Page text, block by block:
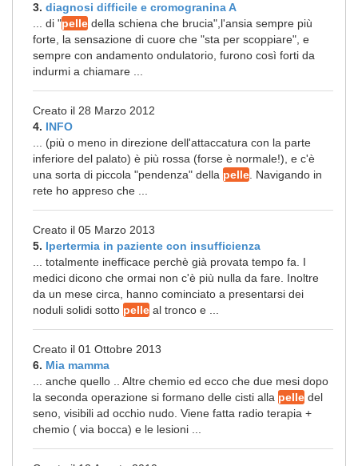
3. diagnosi difficile e cromogranina A
... di "pelle della schiena che brucia",l'ansia sempre più
forte, la sensazione di cuore che "sta per scoppiare", e
sempre con andamento ondulatorio, furono così forti da
indurmi a chiamare ...
Creato il 28 Marzo 2012
4. INFO
... (più o meno in direzione dell'attaccatura con la parte
inferiore del palato) è più rossa (forse è normale!), e c'è
una sorta di piccola "pendenza" della pelle . Navigando in
rete ho appreso che ...
Creato il 05 Marzo 2013
5. Ipertermia in paziente con insufficienza
... totalmente inefficace perchè già provata tempo fa. I
medici dicono che ormai non c'è più nulla da fare. Inoltre
da un mese circa, hanno cominciato a presentarsi dei
noduli solidi sotto pelle al tronco e ...
Creato il 01 Ottobre 2013
6. Mia mamma
... anche quello .. Altre chemio ed ecco che due mesi dopo
la seconda operazione si formano delle cisti alla pelle del
seno, visibili ad occhio nudo. Viene fatta radio terapia +
chemio ( via bocca) e le lesioni ...